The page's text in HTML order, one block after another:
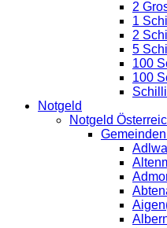
2
1
2
5
100
100
Notgeld
Notgeld
Gemeinden